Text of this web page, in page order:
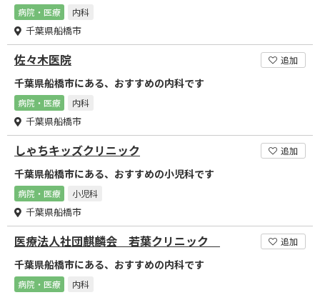
病院・医療 内科
千葉県船橋市
佐々木医院 追加
千葉県船橋市にある、おすすめの内科です
病院・医療 内科
千葉県船橋市
しゃちキッズクリニック 追加
千葉県船橋市にある、おすすめの小児科です
病院・医療 小児科
千葉県船橋市
医療法人社団麒麟会 若葉クリニック 追加
千葉県船橋市にある、おすすめの内科です
病院・医療 内科